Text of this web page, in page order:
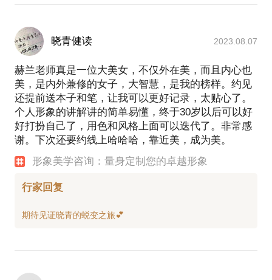
晓青健读 2023.08.07
赫兰老师真是一位大美女，不仅外在美，而且内心也
美，是内外兼修的女子，大智慧，是我的榜样。约见
还提前送本子和笔，让我可以更好记录，太贴心了。
个人形象的讲解讲的简单易懂，终于30岁以后可以好
好打扮自己了，用色和风格上面可以迭代了。非常感
谢。下次还要约线上哈哈哈，靠近美，成为美。
形象美学咨询：量身定制您的卓越形象
行家回复